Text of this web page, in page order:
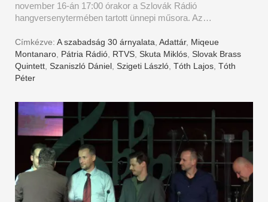
november 16-án 17:00 órakor a Szlovák Rádió
hangversenytermében tartott ünnepi műsora. Az…
Címkézve: A szabadság 30 árnyalata, Adattár, Miqeue
Montanaro, Pátria Rádió, RTVS, Skuta Miklós, Slovak Brass
Quintett, Szaniszló Dániel, Szigeti László, Tóth Lajos, Tóth
Péter